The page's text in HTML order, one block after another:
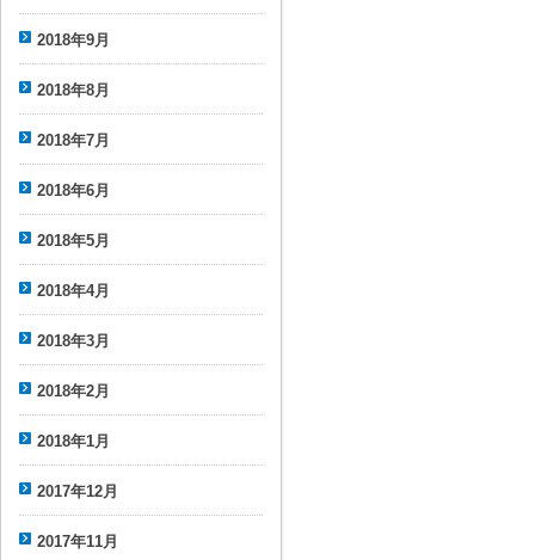
2018年9月
2018年8月
2018年7月
2018年6月
2018年5月
2018年4月
2018年3月
2018年2月
2018年1月
2017年12月
2017年11月